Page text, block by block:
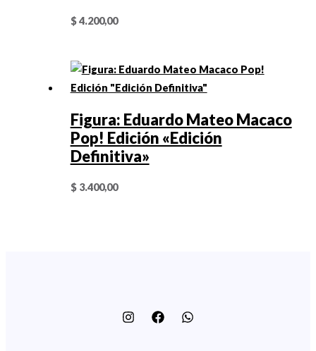
$4.200,00
Figura: Eduardo Mateo Macaco
Pop! Edición «Edición
Definitiva»
$3.400,00